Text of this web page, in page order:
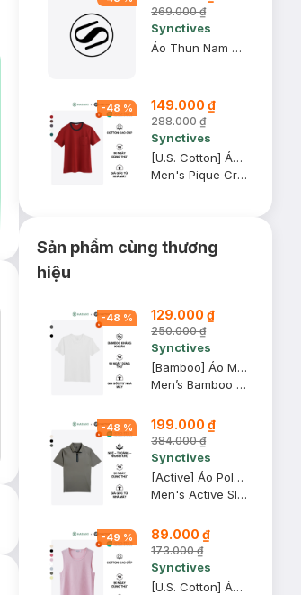
269.000 ₫
Synctives
Áo Thun Nam Regular Fit, Đỏ Rượu, S - CMTS0028
-48 % 149.000 ₫
288.000 ₫
Synctives
[U.S. Cotton] Áo Thun Nam Synctives Regular Fit, Ðỏ, S - CMTS06
Men's Pique Crew-neck T-shirt
Sản phẩm cùng thương
hiệu
-48 % 129.000 ₫
250.000 ₫
Synctives
[Bamboo] Áo Mặc Trong Nam Synctives Cổ V Slim Fit, Trắng, M - CMUN0003
Men’s Bamboo Slim Fit V-Neck Undershirt
-48 % 199.000 ₫
384.000 ₫
Synctives
[Active] Áo Polo Nam Synctives Tay Raglan Slim Fit, Xanh Trà, M - SMPO0011
Men's Active Slim Fit Raglan Polo Shirt
-49 % 89.000 ₫
173.000 ₫
Synctives
[U.S. Cotton] Áo Tank Top Nữ Synctives Regular Fit, Hồng Phấn, M - CWTA0004